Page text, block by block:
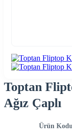
Toptan
Ağız Çaplı
Ürün